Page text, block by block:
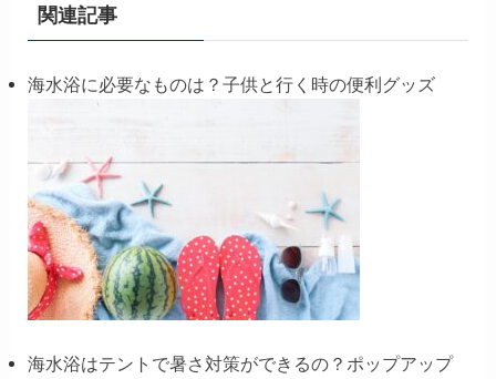
関連記事
海水浴に必要なものは？子供と行く時の便利グッズ
海水浴はテントで暑さ対策ができるの？ポップアップ